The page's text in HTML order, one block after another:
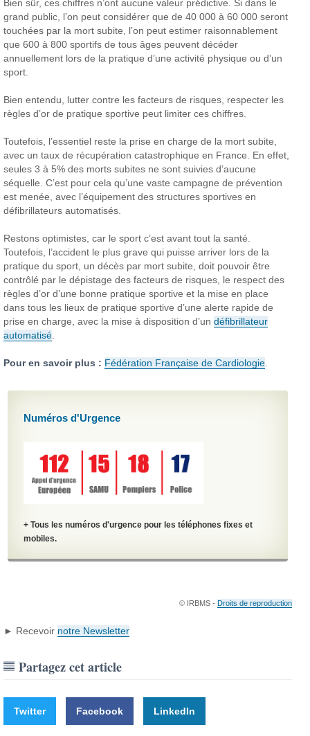
Bien sûr, ces chiffres n’ont aucune valeur prédictive. Si dans le
grand public, l’on peut considérer que de 40 000 à 60 000 seront
touchées par la mort subite, l’on peut estimer raisonnablement
que 600 à 800 sportifs de tous âges peuvent décéder
annuellement lors de la pratique d’une activité physique ou d’un
sport.
Bien entendu, lutter contre les facteurs de risques, respecter les
règles d’or de pratique sportive peut limiter ces chiffres.
Toutefois, l’essentiel reste la prise en charge de la mort subite,
avec un taux de récupération catastrophique en France. En effet,
seules 3 à 5% des morts subites ne sont suivies d’aucune
séquelle. C’est pour cela qu’une vaste campagne de prévention
est menée, avec l’équipement des structures sportives en
défibrillateurs automatisés.
Restons optimistes, car le sport c’est avant tout la santé.
Toutefois, l’accident le plus grave qui puisse arriver lors de la
pratique du sport, un décès par mort subite, doit pouvoir être
contrôlé par le dépistage des facteurs de risques, le respect des
règles d’or d’une bonne pratique sportive et la mise en place
dans tous les lieux de pratique sportive d’une alerte rapide de
prise en charge, avec la mise à disposition d’undéfibrillateur
automatisé
Pour en savoir plus : Fédération Française de Cardiologie
Numéros d'Urgence
+ Tous les numéros d'urgence pour les téléphones fixes et
mobiles.
© IRBMS - Droits de reproduction
► Recevoir notre Newsletter
Partagez cet article
Twitter Facebook LinkedIn